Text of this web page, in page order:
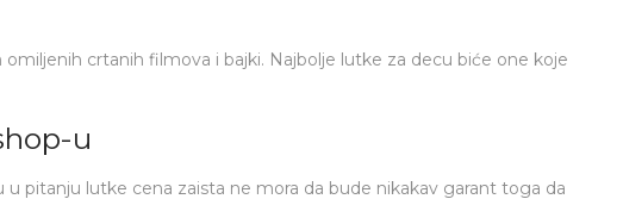
crtanih filmova i bajki. Najbolje lutke za decu biće one koje
u
pitanju lutke cena zaista ne mora da bude nikakav garant toga da